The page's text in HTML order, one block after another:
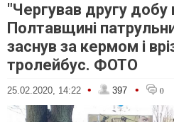
"Чергував другу добу
Полтавщині
заснув за кермом і
тролейбус. ФОТО
25.02.2020, 14:22 • 397 • 0